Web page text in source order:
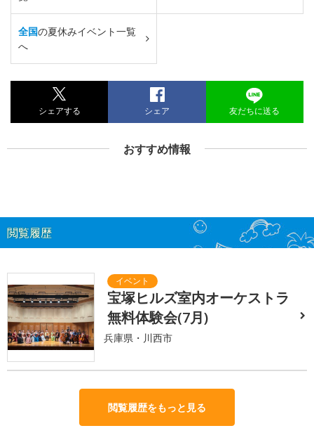
全国の夏休みイベント一覧
へ
シェアする シェア 友だちに送る
おすすめ情報
閲覧履歴
宝塚ヒルズ室内オーケストラ
無料体験会(7月)
兵庫県・川西市
閲覧履歴をもっと見る